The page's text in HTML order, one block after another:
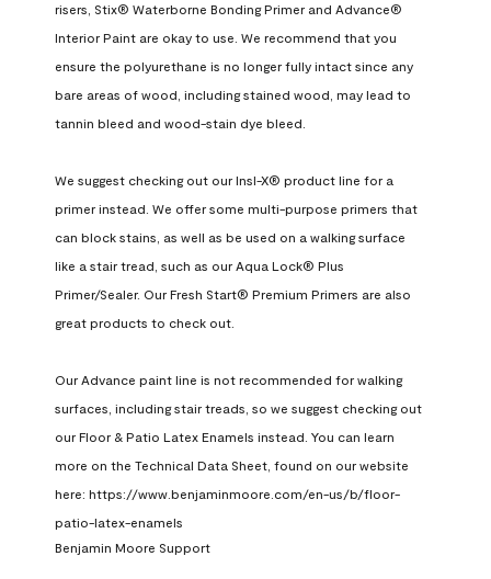
risers, Stix® Waterborne Bonding Primer and Advance®
Interior Paint are okay to use. We recommend that you
ensure the polyurethane is no longer fully intact since any
bare areas of wood, including stained wood, may lead to
tannin bleed and wood-stain dye bleed.
We suggest checking out our Insl-X® product line for a
primer instead. We offer some multi-purpose primers that
can block stains, as well as be used on a walking surface
like a stair tread, such as our Aqua Lock® Plus
Primer/Sealer. Our Fresh Start® Premium Primers are also
great products to check out.
Our Advance paint line is not recommended for walking
surfaces, including stair treads, so we suggest checking out
our Floor & Patio Latex Enamels instead. You can learn
more on the Technical Data Sheet, found on our website
here: https://www.benjaminmoore.com/en-us/b/floor-
patio-latex-enamels
Benjamin Moore Support